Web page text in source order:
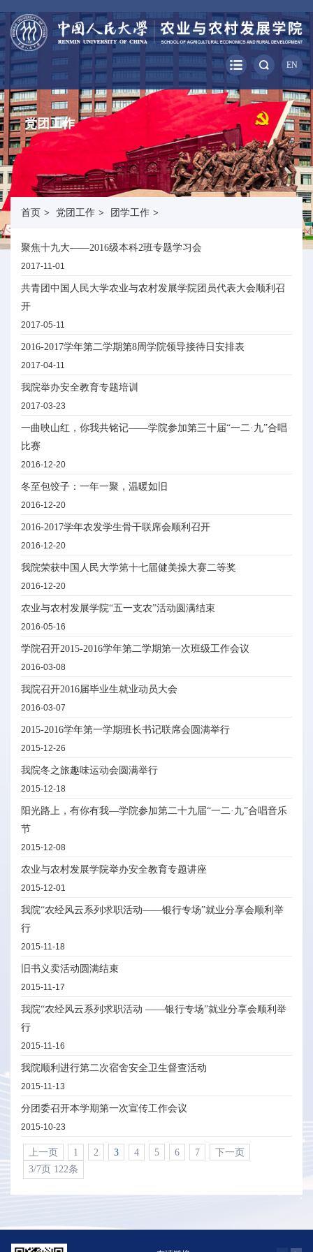
EN
党团工作
首页 > 党团工作 > 团学工作 >
聚焦十九大——2016级本科2班专题学习会
2017-11-01
共青团中国人民大学农业与农村发展学院团员代表大会顺利召
开
2017-05-11
2016-2017学年第二学期第8周学院领导接待日安排表
2017-04-11
我院举办安全教育专题培训
2017-03-23
一曲映山红，你我共铭记——学院参加第三十届“一二·九”合唱
比赛
2016-12-20
冬至包饺子：一年一聚，温暖如旧
2016-12-20
2016-2017学年农发学生骨干联席会顺利召开
2016-12-20
我院荣获中国人民大学第十七届健美操大赛二等奖
2016-12-20
农业与农村发展学院“五一支农”活动圆满结束
2016-05-16
学院召开2015-2016学年第二学期第一次班级工作会议
2016-03-08
我院召开2016届毕业生就业动员大会
2016-03-07
2015-2016学年第一学期班长书记联席会圆满举行
2015-12-26
我院冬之旅趣味运动会圆满举行
2015-12-18
阳光路上，有你有我—学院参加第二十九届“一二·九”合唱音乐
节
2015-12-08
农业与农村发展学院举办安全教育专题讲座
2015-12-01
我院“农经风云系列求职活动——银行专场”就业分享会顺利举
行
2015-11-18
旧书义卖活动圆满结束
2015-11-17
我院“农经风云系列求职活动 ——银行专场”就业分享会顺利举
行
2015-11-16
我院顺利进行第二次宿舍安全卫生督查活动
2015-11-13
分团委召开本学期第一次宣传工作会议
2015-10-23
上一页 1 2 3 4 5 6 7
下一页
3/7页 122条